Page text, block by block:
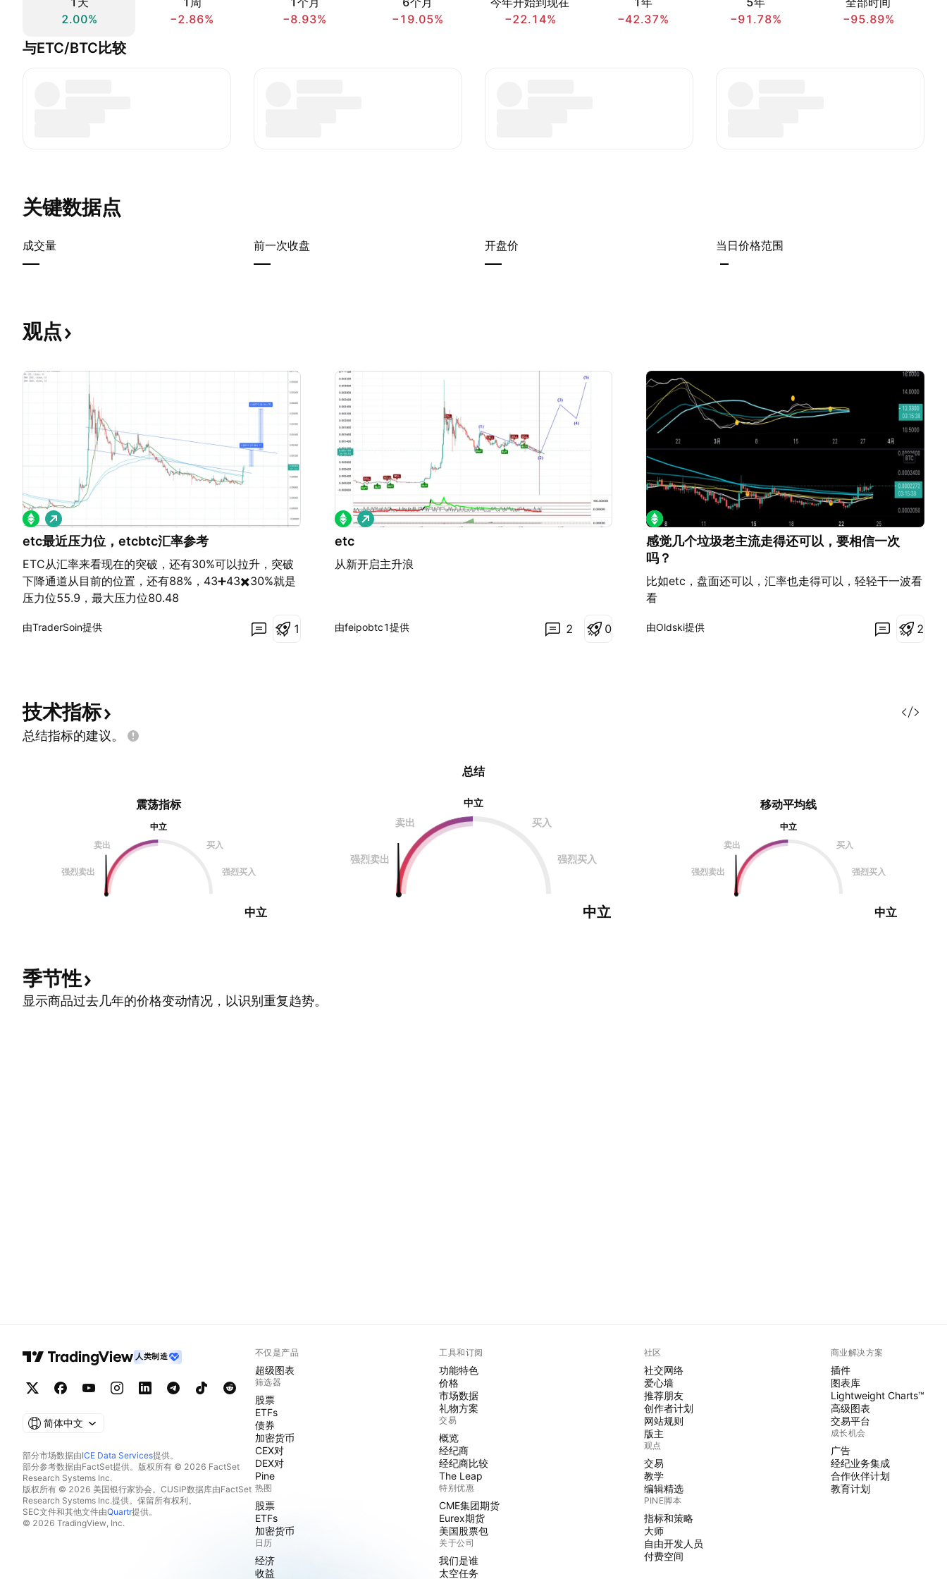
2.00%
−2.86%
−8.93%
−19.05%
−22.14%
−42.37%
−91.78%
−95.89%
与ETC/BTC比较
关键数据点
成交量
—
前一次收盘
—
开盘价
—
当日价格范围
–
观点
etc最近压力位，etcbtc汇率参考
ETC从汇率来看现在的突破，还有30%可以拉升，突破
下降通道从目前的位置，还有88%，43➕43✖️30%就是
压力位55.9，最大压力位80.48
做
多
由TraderSoin提供 1
etc
从新开启主升浪
做
多
由feipobtc1提供 2 0
感觉几个垃圾老主流走得还可以，要相信一次
吗？
比如etc，盘面还可以，汇率也走得可以，轻轻干一波看
看
由Oldski提供 2
技术指标
总结指标的建议。
震荡指标
中立
卖出
买入
强烈卖出 强烈买入
中立
总结
中立
卖出
买入
强烈卖出 强烈买入
中立
移动平均线
中立
卖出
买入
强烈卖出 强烈买入
中立
季节性
显示商品过去几年的价格变动情况，以识别重复趋势。
人类制造
简体中文
部分市场数据由ICE Data Services提供。
部分参考数据由FactSet提供。版权所有 © 2026 FactSet
Research Systems Inc.
版权所有 © 2026 美国银行家协会。CUSIP数据库由FactSet
Research Systems Inc.提供。保留所有权利。
SEC文件和其他文件由Quartr提供。
© 2026 TradingView, Inc.
不仅是产品
超级图表
筛选器
股票
ETFs
债券
加密货币
CEX对
DEX对
Pine
热图
股票
ETFs
加密货币
日历
经济
收益
工具和订阅
功能特色
价格
市场数据
礼物方案
交易
概览
经纪商
经纪商比较
The Leap
特别优惠
CME集团期货
Eurex期货
美国股票包
关于公司
我们是谁
太空任务
社区
社交网络
爱心墙
推荐朋友
创作者计划
网站规则
版主
观点
交易
教学
编辑精选
PINE脚本
指标和策略
大师
自由开发人员
付费空间
商业解决方案
插件
图表库
Lightweight Charts™
高级图表
交易平台
成长机会
广告
经纪业务集成
合作伙伴计划
教育计划